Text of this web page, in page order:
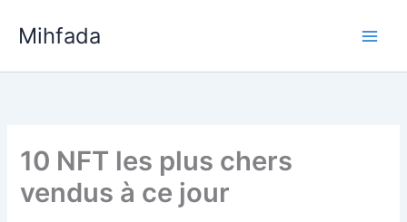
Mihfada
10 NFT les plus chers
vendus à ce jour